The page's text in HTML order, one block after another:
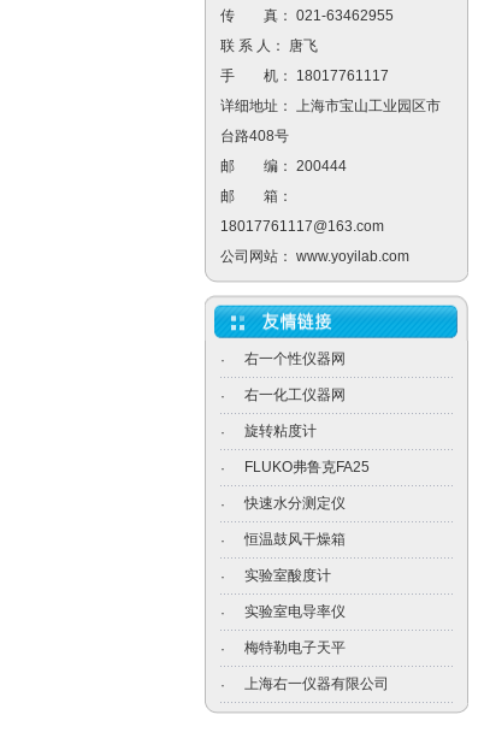
传 真： 021-63462955
联 系 人： 唐飞
手 机： 18017761117
详细地址： 上海市宝山工业园区市
台路408号
邮 编： 200444
邮 箱：
18017761117@163.com
公司网站： www.yoyilab.com
· 右一个性仪器网
· 右一化工仪器网
· 旋转粘度计
· FLUKO弗鲁克FA25
· 快速水分测定仪
· 恒温鼓风干燥箱
· 实验室酸度计
· 实验室电导率仪
· 梅特勒电子天平
· 上海右一仪器有限公司